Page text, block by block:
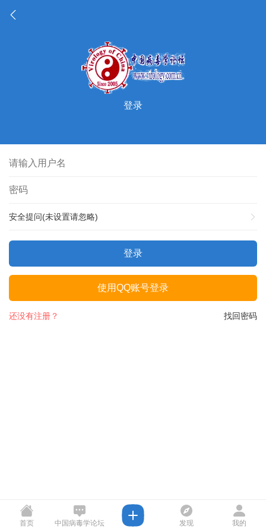
登录
安全提问(未设置请忽略)
登录
使用QQ账号登录
找回密码
还没有注册？
首页 中国病毒学论坛 发现 我的